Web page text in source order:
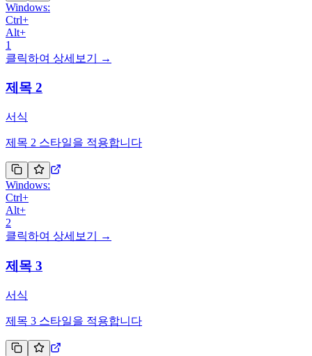
Windows:
Ctrl+
Alt+
1
클릭하여 상세보기 →
제목 2
서식
제목 2 스타일을 적용합니다
Windows:
Ctrl+
Alt+
2
클릭하여 상세보기 →
제목 3
서식
제목 3 스타일을 적용합니다